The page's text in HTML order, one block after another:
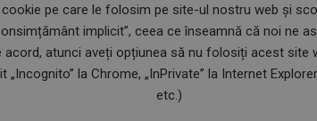
pe care le folosim pe site-ul nostru web și
implicit”, ceea ce înseamnă că noi ne
acord, atunci aveți opțiunea să nu folosiți acest site
la Chrome, „InPrivate” la Internet
etc.)